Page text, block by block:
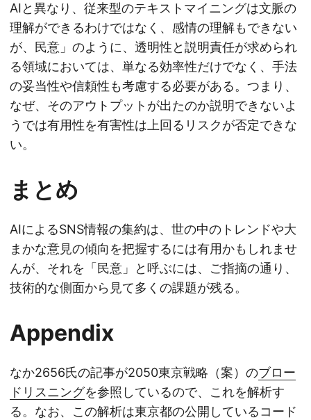
AIと異なり、従来型のテキストマイニングは文脈の
理解ができるわけではなく、感情の理解もできない
が、民意」のように、透明性と説明責任が求められ
る領域においては、単なる効率性だけでなく、手法
の妥当性や信頼性も考慮する必要がある。つまり、
なぜ、そのアウトプットが出たのか説明できないよ
うでは有用性を有害性は上回るリスクが否定できな
い。
まとめ
AIによるSNS情報の集約は、世の中のトレンドや大
まかな意見の傾向を把握するには有用かもしれませ
んが、それを「民意」と呼ぶには、ご指摘の通り、
技術的な側面から見て多くの課題が残る。
Appendix
なか2656氏の記事が2050東京戦略（案）のブロー
ドリスニングを参照しているので、これを解析す
る。なお、この解析は東京都の公開しているコード